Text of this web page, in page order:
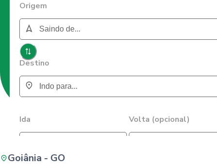
Origem
Destino
Ida Volta (opcional)
Goiânia - GO